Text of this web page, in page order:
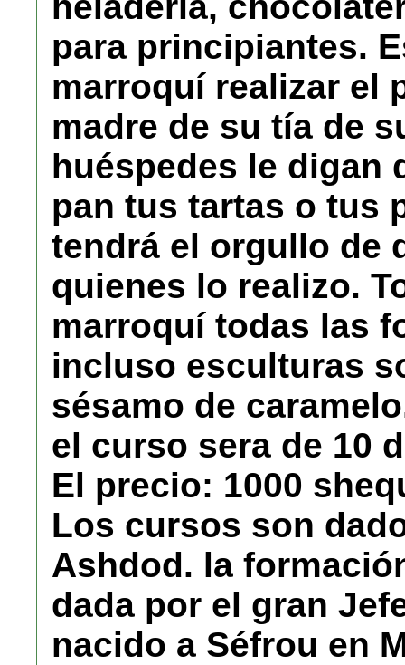
para principiantes.
marroquí realizar el
madre de su tía de
huéspedes le digan
pan tus tartas o tus
tendrá el orgullo de
quienes lo realizo.
marroquí todas las
incluso esculturas
sésamo de
el curso sera de 10
El precio: 1000
Los cursos son
Ashdod. la
dada por el gran
nacido a Séfrou en